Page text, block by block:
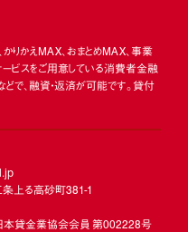
かりかえMAX、おまとめMAX、事業
ービスをご用意している消費者金融
どで、融資・返済が可能です。貸付
上る高砂町381-1
本貸金業協会会員 第002228号